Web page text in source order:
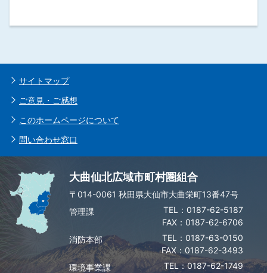
サイトマップ
ご意見・ご感想
このホームページについて
問い合わせ窓口
大曲仙北広域市町村圏組合
〒014-0061 秋田県大仙市大曲栄町13番47号
管理課
0187-62-5187
FAX：0187-62-6706
消防本部
0187-63-0150
FAX：0187-62-3493
環境事業課
0187-62-1749